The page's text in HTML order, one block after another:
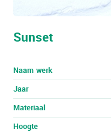
Sunset
Naam werk
Jaar
Materiaal
Hoogte